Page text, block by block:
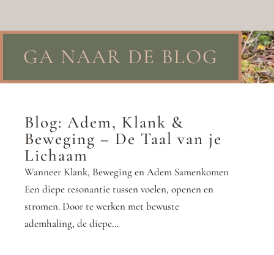
GA NAAR DE BLOG
Blog: Adem, Klank &
Beweging – De Taal van je
Lichaam
Wanneer Klank, Beweging en Adem Samenkomen
Een diepe resonantie tussen voelen, openen en
stromen. Door te werken met bewuste
ademhaling, de diepe...